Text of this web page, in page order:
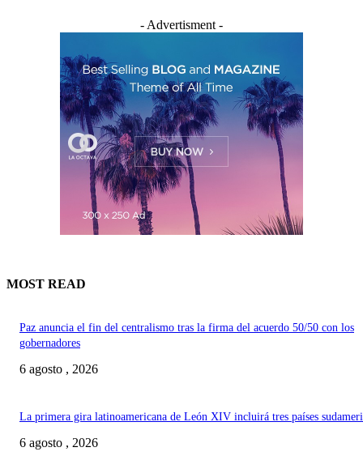
- Advertisment -
MOST READ
Paz anuncia el fin del centralismo tras la firma del acuerdo 50/50 con los
gobernadores
6 agosto , 2026
La primera gira latinoamericana de León XIV incluirá tres países
6 agosto , 2026